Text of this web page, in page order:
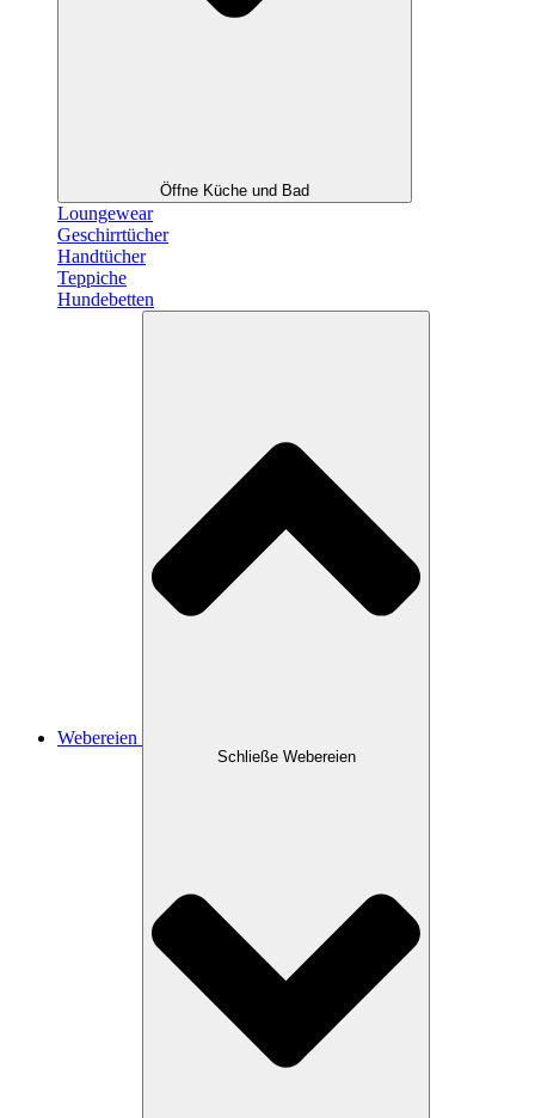
Öffne Küche und Bad
Loungewear
Geschirrtücher
Handtücher
Teppiche
Hundebetten
Webereien
Schließe Webereien